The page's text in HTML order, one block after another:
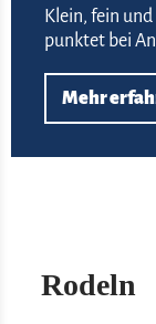
Klein, fein
punktet bei
Mehr
Rodeln